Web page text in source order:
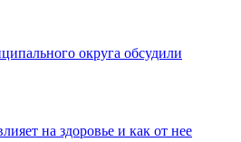
округа обсудили
на здоровье и как от нее